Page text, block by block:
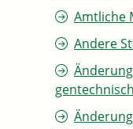
Amtliche
Andere